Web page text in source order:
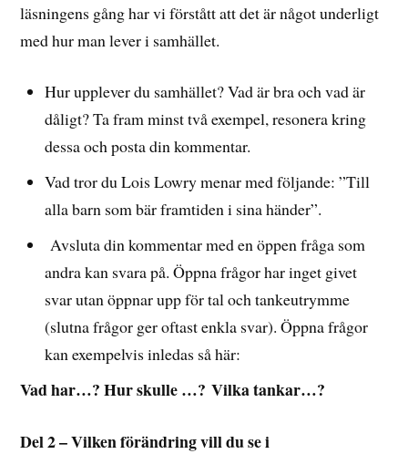
läsningens gång har vi förstått att det är något underligt
med hur man lever i samhället.
Hur upplever du samhället? Vad är bra och vad är
dåligt? Ta fram minst två exempel, resonera kring
dessa och posta din kommentar.
Vad tror du Lois Lowry menar med följande: ”Till
alla barn som bär framtiden i sina händer”.
Avsluta din kommentar med en öppen fråga som
andra kan svara på. Öppna frågor har inget givet
svar utan öppnar upp för tal och tankeutrymme
(slutna frågor ger oftast enkla svar). Öppna frågor
kan exempelvis inledas så här:
Vad har…? Hur skulle …? Vilka tankar…?
Del 2 – Vilken förändring vill du se i